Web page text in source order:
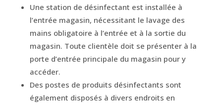
Une station de désinfectant est installée à
l’entrée magasin, nécessitant le lavage des
mains obligatoire à l’entrée et à la sortie du
magasin. Toute clientèle doit se présenter à la
porte d’entrée principale du magasin pour y
accéder.
Des postes de produits désinfectants sont
également disposés à divers endroits en